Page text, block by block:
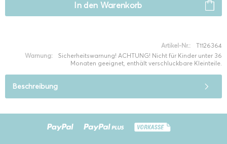
In den Warenkorb
Artikel-Nr.:
T1126364
Warnung:
Sicherheitswarnung! ACHTUNG! Nicht für Kinder unter 36
Monaten geeignet, enthält verschluckbare Kleinteile.
Beschreibung